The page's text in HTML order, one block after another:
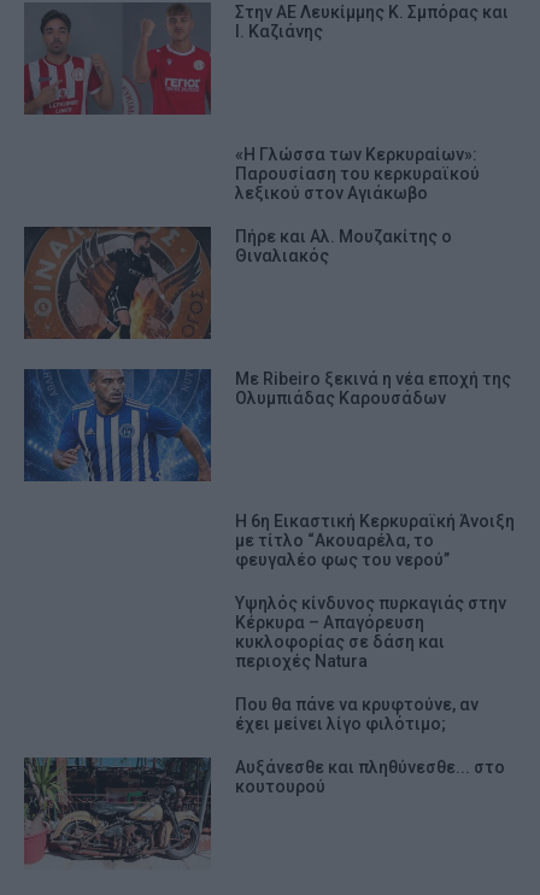
Στην ΑΕ Λευκίμμης Κ. Σμπόρας και
Ι. Καζιάνης
«Η Γλώσσα των Κερκυραίων»:
Παρουσίαση του κερκυραϊκού
λεξικού στον Αγιάκωβο
Πήρε και Αλ. Μουζακίτης ο
Θιναλιακός
Με Ribeiro ξεκινά η νέα εποχή της
Ολυμπιάδας Καρουσάδων
Η 6η Εικαστική Κερκυραϊκή Άνοιξη
με τίτλο “Ακουαρέλα, το
φευγαλέο φως του νερού”
Υψηλός κίνδυνος πυρκαγιάς στην
Κέρκυρα – Απαγόρευση
κυκλοφορίας σε δάση και
περιοχές Natura
Που θα πάνε να κρυφτούνε, αν
έχει μείνει λίγο φιλότιμο;
Αυξάνεσθε και πληθύνεσθε... στο
κουτουρού